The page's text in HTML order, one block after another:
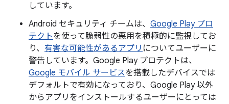
しています。
Android セキュリティ チームは、 Google Play プロ
テクトを使って脆弱性の悪用を積極的に監視してお
り、 有害な可能性があるアプリ についてユーザーに
警告しています。Google Play プロテクトは、
Google モバイル サービスを搭載したデバイスでは
デフォルトで有効になっており、Google Play 以外
からアプリをインストールするユーザーにとっては